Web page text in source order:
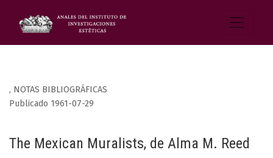
, NOTAS BIBLIOGRÁFICAS
The Mexican Muralists, de Alma M. Reed
Publicado 1961-07-29